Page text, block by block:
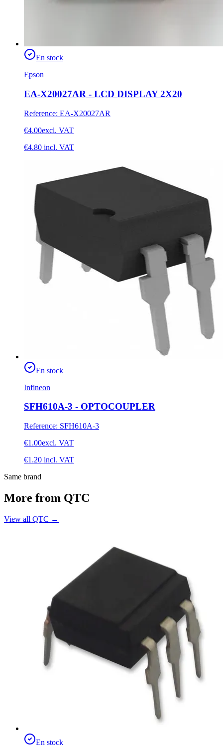
En stock
Epson
EA-X20027AR - LCD DISPLAY 2X20
Reference: EA-X20027AR
€4.00excl. VAT
€4.80 incl. VAT
En stock
Infineon
SFH610A-3 - OPTOCOUPLER
Reference: SFH610A-3
€1.00excl. VAT
€1.20 incl. VAT
Same brand
More from QTC
View all QTC →
En stock